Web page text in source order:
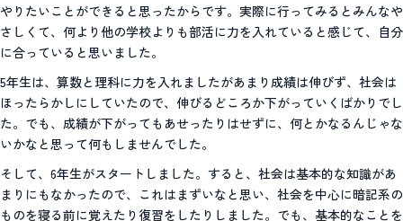
やりたいことができると思ったからです。実際に行ってみるとみんなや
さしくて、何より他の学校よりも部活に力を入れていると感じて、自分
に合っていると思いました。
5年生は、算数と理科に力を入れましたがあまり成績は伸びず、社会は
ほったらかしにしていたので、伸びるどころか下がっていくばかりでし
た。でも、成績が下がってもあせったりはせずに、何とかなるんじゃな
いかなと思って何もしませんでした。
そして、6年生がスタートしました。すると、社会は基本的な知識があ
まりにもなかったので、これはまずいなと思い、社会を中心に暗記系の
ものを寝る前に覚えたり復習をしたりしました。でも、基本的なことを